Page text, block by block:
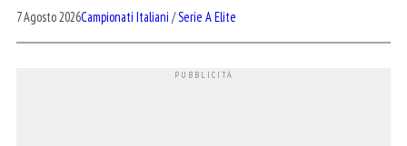
7 Agosto 2026Campionati Italiani /Serie A Elite